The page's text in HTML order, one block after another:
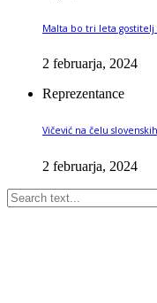
Malta bo tri leta
2 februarja, 2024
Reprezentance
Vičević na čelu
2 februarja, 2024